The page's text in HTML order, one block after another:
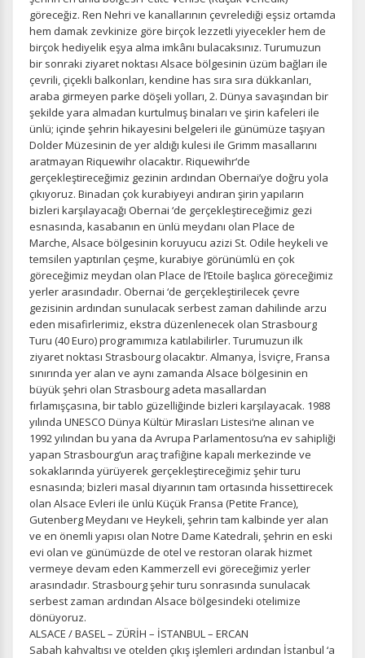
gereklidir. Bu çerezler olmadan site düzgün çalışmaz ve
devre dışı bırakılamaz.
İstatistik Çerezleri
Ziyaretçilerin siteyi nasıl kullandığını anonim olarak
ölçeriz. Hangi sayfaların popüler olduğunu ve
kullanıcıların nerede zorluk yaşadığını anlamamıza
yardımcı olur.
Pazarlama Çerezleri
Size ve ilgi alanlarınıza uygun reklamlar göstermek için
kullanılır. Kapatırsanız reklamları görmeye devam
edersiniz, ancak daha az alakalı olabilirler.
Tercihleri Kaydet
göreceğiz. Ren Nehri ve kanallarının çevrelediği eşsiz ortamda
hem damak zevkinize göre birçok lezzetli yiyecekler hem de
birçok hediyelik eşya alma imkânı bulacaksınız. Turumuzun
bir sonraki ziyaret noktası Alsace bölgesinin üzüm bağları ile
çevrili, çiçekli balkonları, kendine has sıra sıra dükkanları,
araba girmeyen parke döşeli yolları, 2. Dünya savaşından bir
şekilde yara almadan kurtulmuş binaları ve şirin kafeleri ile
ünlü; içinde şehrin hikayesini belgeleri ile günümüze taşıyan
Dolder Müzesinin de yer aldığı kulesi ile Grimm masallarını
aratmayan Riquewihr olacaktır. Riquewihr‘de
gerçekleştireceğimiz gezinin ardından Obernai’ye doğru yola
çıkıyoruz. Binadan çok kurabiyeyi andıran şirin yapıların
bizleri karşılayacağı Obernai ‘de gerçekleştireceğimiz gezi
esnasında, kasabanın en ünlü meydanı olan Place de
Marche, Alsace bölgesinin koruyucu azizi St. Odile heykeli ve
temsilen yaptırılan çeşme, kurabiye görünümlü en çok
göreceğimiz meydan olan Place de l’Etoile başlıca göreceğimiz
yerler arasındadır. Obernai ‘de gerçekleştirilecek çevre
gezisinin ardından sunulacak serbest zaman dahilinde arzu
eden misafirlerimiz, ekstra düzenlenecek olan Strasbourg
Turu (40 Euro) programımıza katılabilirler. Turumuzun ilk
ziyaret noktası Strasbourg olacaktır. Almanya, İsviçre, Fransa
sınırında yer alan ve aynı zamanda Alsace bölgesinin en
büyük şehri olan Strasbourg adeta masallardan
fırlamışçasına, bir tablo güzelliğinde bizleri karşılayacak. 1988
yılında UNESCO Dünya Kültür Mirasları Listesi‘ne alınan ve
1992 yılından bu yana da Avrupa Parlamentosu‘na ev sahipliği
yapan Strasbourg‘un araç trafiğine kapalı merkezinde ve
sokaklarında yürüyerek gerçekleştireceğimiz şehir turu
esnasında; bizleri masal diyarının tam ortasında hissettirecek
olan Alsace Evleri ile ünlü Küçük Fransa (Petite France),
Gutenberg Meydanı ve Heykeli, şehrin tam kalbinde yer alan
ve en önemli yapısı olan Notre Dame Katedrali, şehrin en eski
evi olan ve günümüzde de otel ve restoran olarak hizmet
vermeye devam eden Kammerzell evi göreceğimiz yerler
arasındadır. Strasbourg şehir turu sonrasında sunulacak
serbest zaman ardından Alsace bölgesindeki otelimize
dönüyoruz.
ALSACE / BASEL – ZÜRİH – İSTANBUL – ERCAN
Sabah kahvaltısı ve otelden çıkış işlemleri ardından İstanbul ‘a